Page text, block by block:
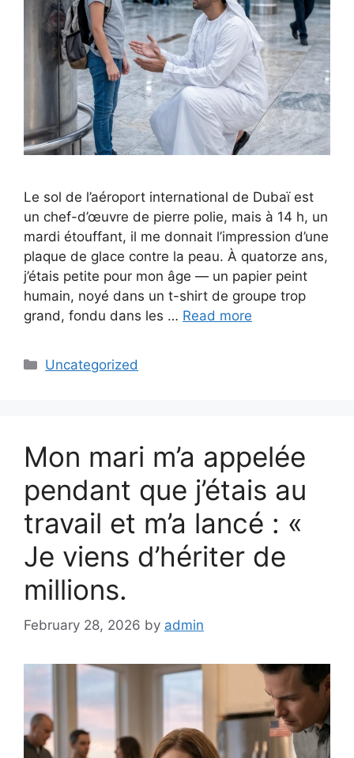
Le sol de l’aéroport international de Dubaï est
un chef-d’œuvre de pierre polie, mais à 14 h, un
mardi étouffant, il me donnait l’impression d’une
plaque de glace contre la peau. À quatorze ans,
j’étais petite pour mon âge — un papier peint
humain, noyé dans un t-shirt de groupe trop
grand, fondu dans les … Read more
Categories
Uncategorized
Mon mari m’a appelée
pendant que j’étais au
travail et m’a lancé : «
Je viens d’hériter de
millions.
February 28, 2026 by admin